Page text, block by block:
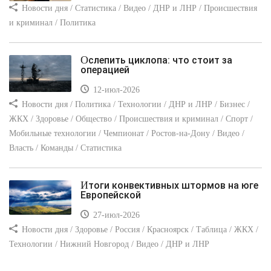
Новости дня / Статистика / Видео / ДНР и ЛНР / Происшествия
и криминал / Политика
Ослепить циклопа: что стоит за
операцией
12-июл-2026
Новости дня / Политика / Технологии / ДНР и ЛНР / Бизнес /
ЖКХ / Здоровье / Общество / Происшествия и криминал / Спорт /
Мобильные технологии / Чемпионат / Ростов-на-Дону / Видео /
Власть / Команды / Статистика
Итоги конвективных штормов на юге
Европейской
27-июл-2026
Новости дня / Здоровье / Россия / Красноярск / Таблица / ЖКХ /
Технологии / Нижний Новгород / Видео / ДНР и ЛНР